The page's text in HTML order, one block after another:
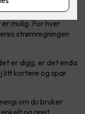
mulig. For hver
strømregningen
er digg, er det enda
litt kortere og spar
om du bruker
og greit.